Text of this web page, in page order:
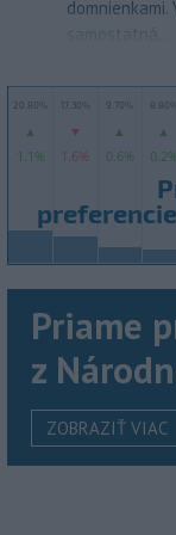
samostatná...
Priame
z
ZOBRAZIŤ VIAC